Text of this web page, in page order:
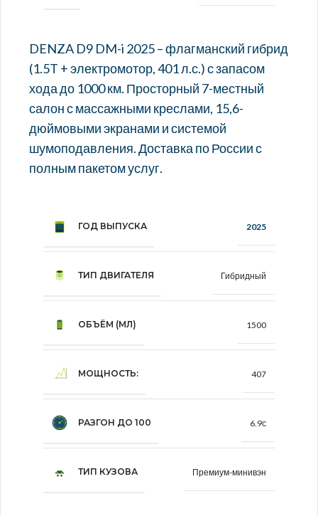
DENZA D9 DM-i 2025 – флагманский гибрид
(1.5T + электромотор, 401 л.с.) с запасом
хода до 1000 км. Просторный 7-местный
салон с массажными креслами, 15,6-
дюймовыми экранами и системой
шумоподавления. Доставка по России с
полным пакетом услуг.
ГОД ВЫПУСКА 2025
ТИП ДВИГАТЕЛЯ Гибридный
ОБЪЁМ (МЛ) 1500
МОЩНОСТЬ: 407
РАЗГОН ДО 100 6.9с
ТИП КУЗОВА Премиум-минивэн